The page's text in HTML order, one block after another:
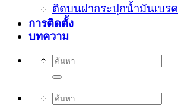
ติดบนฝากระปุกน้ำมันเบรค
การติดตั้ง
บทความ